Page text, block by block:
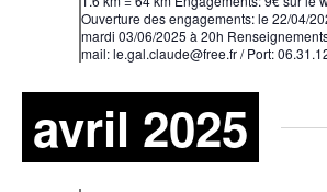
Ouverture des engagements: le 22/04/
mardi 03/06/2025 à 20h
mail: le.gal.claude@free.fr / Port:
avril 2025